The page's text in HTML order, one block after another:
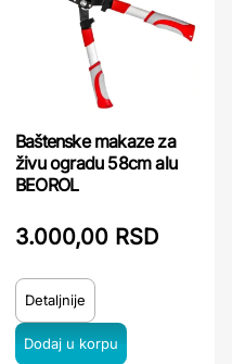
Baštenske makaze za
živu ogradu 58cm alu
BEOROL
3.000,00 RSD
Detaljnije